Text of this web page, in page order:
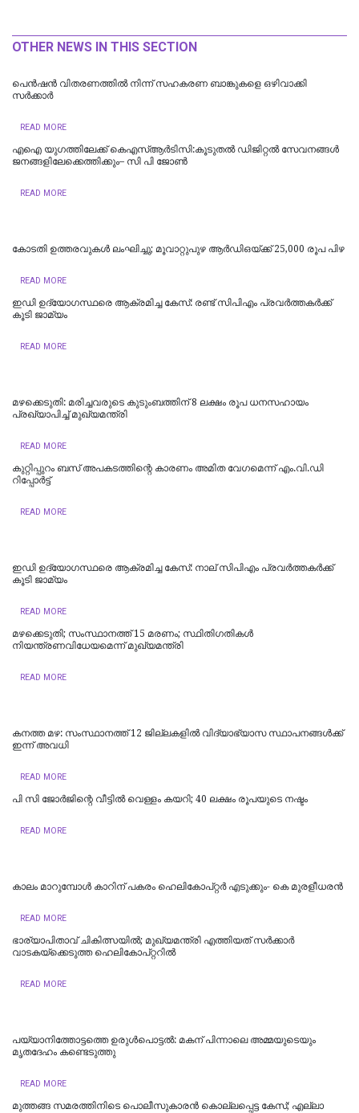
OTHER NEWS IN THIS SECTION
പെൻഷൻ വിതരണത്തിൽ നിന്ന് സഹകരണ ബാങ്കുകളെ ഒഴിവാക്കി
സർക്കാർ
READ MORE
എഐ യുഗത്തിലേക്ക് കെഎസ്ആർടിസി:കൂടുതൽ ഡിജിറ്റൽ സേവനങ്ങൾ
ജനങ്ങളിലേക്കെത്തിക്കും– സി പി ജോൺ
READ MORE
കോടതി ഉത്തരവുകൾ ലംഘിച്ചു; മൂവാറ്റുപുഴ ആർഡിഒയ്ക്ക് 25,000 രൂപ പിഴ
READ MORE
ഇഡി ഉദ്യോഗസ്ഥരെ ആക്രമിച്ച കേസ്: രണ്ട് സിപിഎം പ്രവർത്തകർക്ക്
കൂടി ജാമ്യം
READ MORE
മഴക്കെടുതി: മരിച്ചവരുടെ കുടുംബത്തിന് 8 ലക്ഷം രൂപ ധനസഹായം
പ്രഖ്യാപിച്ച് മുഖ്യമന്ത്രി
READ MORE
കുറ്റിപ്പുറം ബസ് അപകടത്തിന്റെ കാരണം അമിത വേഗമെന്ന് എം.വി.ഡി
റിപ്പോര്‍ട്ട്
READ MORE
ഇഡി ഉദ്യോഗസ്ഥരെ ആക്രമിച്ച കേസ്: നാല് സിപിഎം പ്രവർത്തകർക്ക്
കൂടി ജാമ്യം
READ MORE
മഴക്കെടുതി; സംസ്ഥാനത്ത് 15 മരണം; സ്ഥിതിഗതികൾ
നിയന്ത്രണവിധേയമെന്ന് മുഖ്യമന്ത്രി
READ MORE
കനത്ത മഴ: സംസ്ഥാനത്ത് 12 ജില്ലകളില്‍ വിദ്യാഭ്യാസ സ്ഥാപനങ്ങള്‍ക്ക്
ഇന്ന് അവധി
READ MORE
പി സി ജോര്‍ജിന്റെ വീട്ടില്‍ വെള്ളം കയറി; 40 ലക്ഷം രൂപയുടെ നഷ്ടം
READ MORE
കാലം മാറുമ്പോൾ കാറിന് പകരം ഹെലികോപ്റ്റർ എടുക്കും- കെ മുരളീധരന്‍
READ MORE
ഭാര്യാപിതാവ് ചികിത്സയിൽ; മുഖ്യമന്ത്രി എത്തിയത് സര്‍ക്കാര്‍
വാടകയ്‌ക്കെടുത്ത ഹെലികോപ്റ്ററില്‍
READ MORE
പയ്യാനിത്തോട്ടത്തെ ഉരുൾപൊട്ടൽ: മകന് പിന്നാലെ അമ്മയുടെയും
മൃതദേഹം കണ്ടെടുത്തു
READ MORE
മുത്തങ്ങ സമരത്തിനിടെ പൊലീസുകാരൻ കൊല്ലപ്പെട്ട കേസ്; എല്ലാ